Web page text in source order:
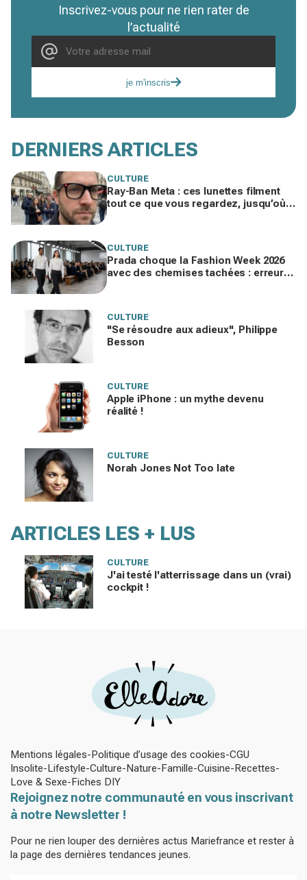
Inscrivez-vous pour ne rien rater de
l’actualité
je m'inscris
DERNIERS ARTICLES
CULTURE
Ray-Ban Meta : ces lunettes filment
tout ce que vous regardez, jusqu’où
CULTURE
Prada choque la Fashion Week 2026
avec des chemises tachées : erreur
CULTURE
"Se résoudre aux adieux", Philippe
Besson
CULTURE
Apple iPhone : un mythe devenu
réalité !
CULTURE
Norah Jones Not Too late
ARTICLES LES + LUS
CULTURE
J'ai testé l'atterrissage dans un (vrai)
cockpit !
Mentions légales Politique d’usage des cookies CGU
Insolite Lifestyle Culture Nature Famille Cuisine Recettes
Love & Sexe Fiches DIY
Rejoignez notre communauté en vous inscrivant
à notre Newsletter !
Pour ne rien louper des dernières actus Mariefrance et rester à
la page des dernières tendances jeunes.